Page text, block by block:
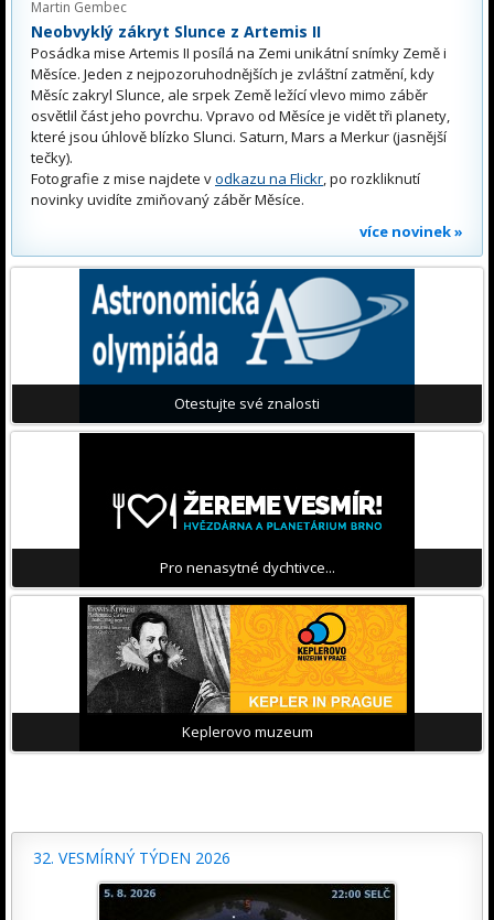
Martin Gembec
Neobvyklý zákryt Slunce z Artemis II
Posádka mise Artemis II posílá na Zemi unikátní snímky Země i
Měsíce. Jeden z nejpozoruhodnějších je zvláštní zatmění, kdy
Měsíc zakryl Slunce, ale srpek Země ležící vlevo mimo záběr
osvětlil část jeho povrchu. Vpravo od Měsíce je vidět tři planety,
které jsou úhlově blízko Slunci. Saturn, Mars a Merkur (jasnější
tečky).
Fotografie z mise najdete vodkazu na Flickr, po rozkliknutí
novinky uvidíte zmiňovaný záběr Měsíce.
více novinek »
Otestujte své znalosti
Pro nenasytné dychtivce...
Keplerovo muzeum
32. VESMÍRNÝ TÝDEN 2026